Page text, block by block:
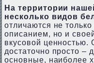
На территории
несколько видов
отличаются не
описанием, но и
вкусовой ценностью.
достаточно просто –
основные, наиболее